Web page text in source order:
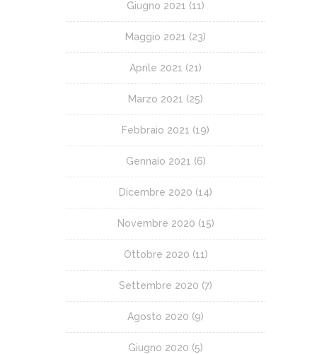
Giugno 2021 (11)
Maggio 2021 (23)
Aprile 2021 (21)
Marzo 2021 (25)
Febbraio 2021 (19)
Gennaio 2021 (6)
Dicembre 2020 (14)
Novembre 2020 (15)
Ottobre 2020 (11)
Settembre 2020 (7)
Agosto 2020 (9)
Giugno 2020 (5)